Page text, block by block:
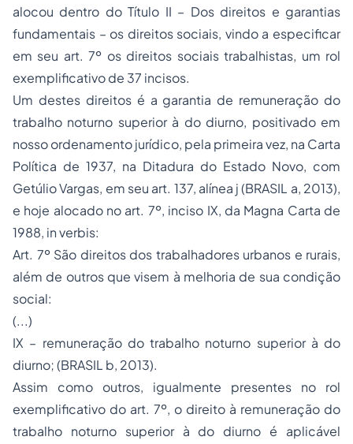
alocou dentro do Título II – Dos direitos e garantias
fundamentais – os direitos sociais, vindo a especificar
em seu art. 7º os direitos sociais trabalhistas, um rol
exemplificativo de 37 incisos.
Um destes direitos é a garantia de remuneração do
trabalho noturno superior à do diurno, positivado em
nosso ordenamento jurídico, pela primeira vez, na Carta
Política de 1937, na Ditadura do Estado Novo, com
Getúlio Vargas, em seu art. 137, alínea j (BRASIL a, 2013),
e hoje alocado no art. 7º, inciso IX, da Magna Carta de
1988, in verbis:
Art. 7º São direitos dos trabalhadores urbanos e rurais,
além de outros que visem à melhoria de sua condição
social:
(...)
IX – remuneração do trabalho noturno superior à do
diurno; (BRASIL b, 2013).
Assim como outros, igualmente presentes no rol
exemplificativo do art. 7º, o direito à remuneração do
trabalho noturno superior à do diurno é aplicável